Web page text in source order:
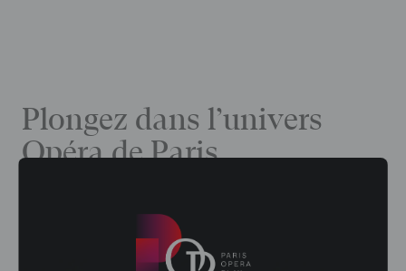
Plongez dans l’univers
Opéra de Paris